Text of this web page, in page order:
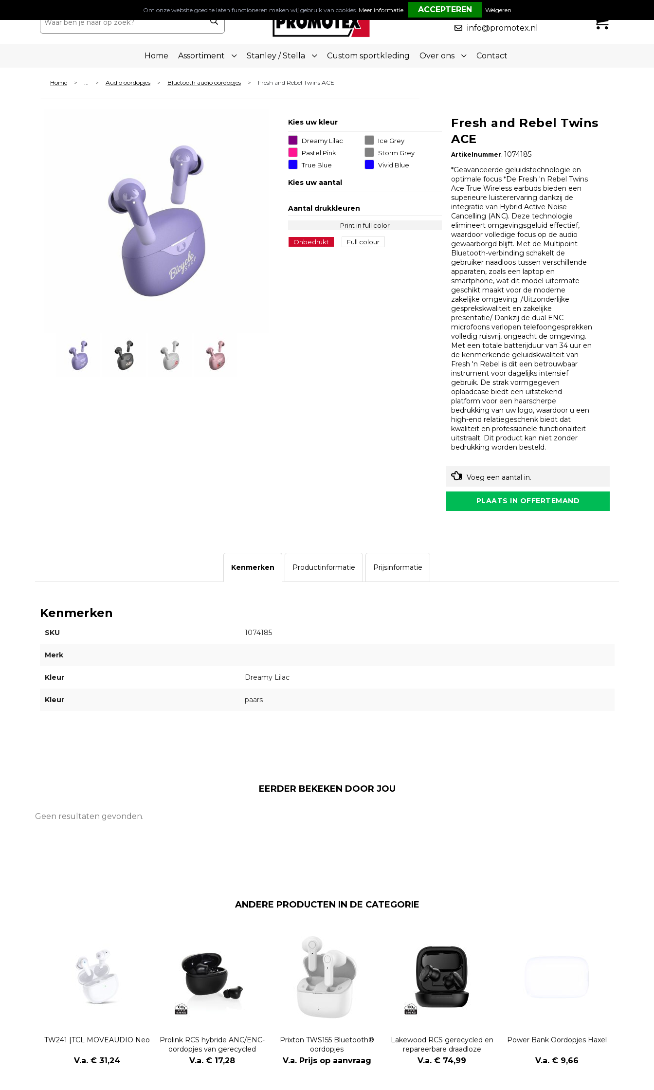
050-5773636
info@promotex.nl
Home Assortiment Stanley / Stella Custom sportkleding Over ons Contact
Home > ... > Audio oordopjes > Bluetooth audio oordopjes > Fresh and Rebel Twins ACE
Kies uw kleur
Dreamy Lilac
Ice Grey
Pastel Pink
Storm Grey
True Blue
Vivid Blue
Kies uw aantal
Aantal drukkleuren
Print in full color
Onbedrukt Full colour
Fresh and Rebel Twins
ACE
Artikelnummer: 1074185
*Geavanceerde geluidstechnologie en
optimale focus *De Fresh 'n Rebel Twins
Ace True Wireless earbuds bieden een
superieure luisterervaring dankzij de
integratie van Hybrid Active Noise
Cancelling (ANC). Deze technologie
elimineert omgevingsgeluid effectief,
waardoor volledige focus op de audio
gewaarborgd blijft. Met de Multipoint
Bluetooth-verbinding schakelt de
gebruiker naadloos tussen verschillende
apparaten, zoals een laptop en
smartphone, wat dit model uitermate
geschikt maakt voor de moderne
zakelijke omgeving. /Uitzonderlijke
gesprekskwaliteit en zakelijke
presentatie/ Dankzij de dual ENC-
microfoons verlopen telefoongesprekken
volledig ruisvrij, ongeacht de omgeving.
Met een totale batterijduur van 34 uur en
de kenmerkende geluidskwaliteit van
Fresh 'n Rebel is dit een betrouwbaar
instrument voor dagelijks intensief
gebruik. De strak vormgegeven
oplaadcase biedt een uitstekend
platform voor een haarscherpe
bedrukking van uw logo, waardoor u een
high-end relatiegeschenk biedt dat
kwaliteit en professionele functionaliteit
uitstraalt. Dit product kan niet zonder
bedrukking worden besteld.
Voeg een aantal in.
PLAATS IN OFFERTEMAND
Kenmerken Productinformatie Prijsinformatie
Kenmerken
SKU 1074185
Merk
Kleur Dreamy Lilac
Kleur paars
EERDER BEKEKEN DOOR JOU
Geen resultaten gevonden.
ANDERE PRODUCTEN IN DE CATEGORIE
TW241 |TCL MOVEAUDIO Neo
V.a. € 31,24
Prolink RCS hybride ANC/ENC-
oordopjes van gerecycled
plastic
V.a. € 17,28
Prixton TWS155 Bluetooth®
oordopjes
V.a. Prijs op aanvraag
Lakewood RCS gerecycled en
repareerbare draadloze
oordopjes
V.a. € 74,99
Power Bank Oordopjes Haxel
V.a. € 9,66
Om onze website goed te laten functioneren maken wij gebruik van cookies. Meer informatie. Weigeren